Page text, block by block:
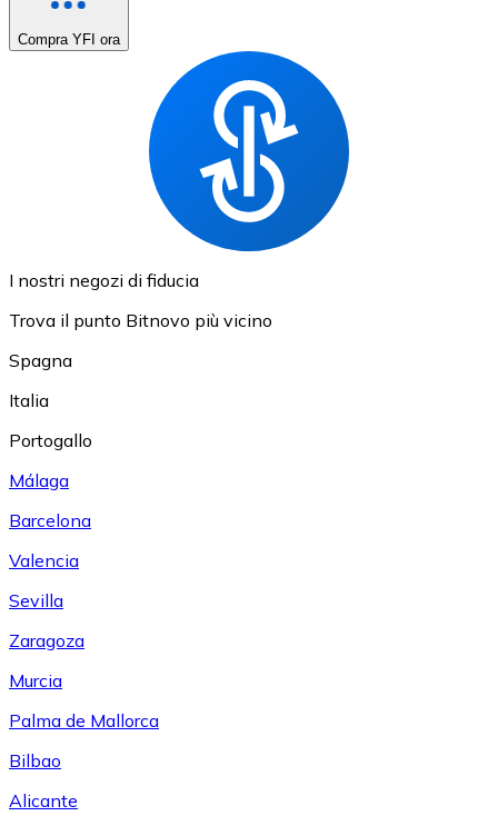
Compra YFI ora
I nostri negozi di fiducia
Trova il punto Bitnovo più vicino
Spagna
Italia
Portogallo
Málaga
Barcelona
Valencia
Sevilla
Zaragoza
Murcia
Palma de Mallorca
Bilbao
Alicante